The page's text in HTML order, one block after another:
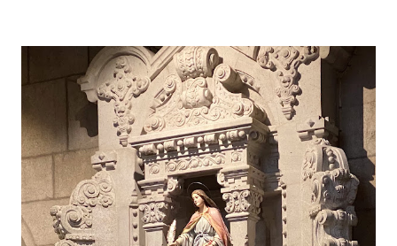
subterrâneos. O Parque da Estação Viana Shopping é grátis de
2ª a 5ª feira a partir das 20:00 (DIAS ÚTEIS)